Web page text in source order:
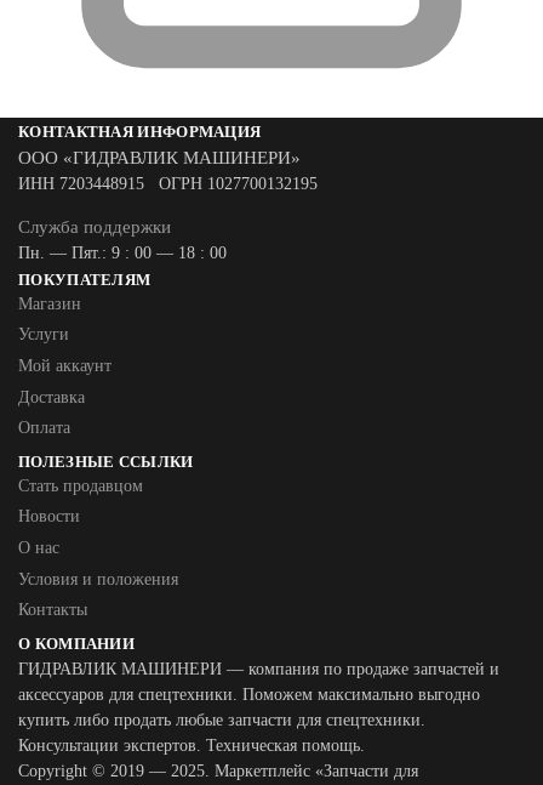
КОНТАКТНАЯ ИНФОРМАЦИЯ
ООО «ГИДРАВЛИК МАШИНЕРИ»
ИНН 7203448915 ОГРН 1027700132195
Служба поддержки
Пн. — Пят.: 9 : 00 — 18 : 00
ПОКУПАТЕЛЯМ
Магазин
Услуги
Мой аккаунт
Доставка
Оплата
ПОЛЕЗНЫЕ ССЫЛКИ
Стать продавцом
Новости
О нас
Условия и положения
Контакты
О КОМПАНИИ
ГИДРАВЛИК МАШИНЕРИ — компания по продаже запчастей и
аксессуаров для спецтехники. Поможем максимально выгодно
купить либо продать любые запчасти для спецтехники.
Консультации экспертов. Техническая помощь.
Copyright © 2019 — 2025. Маркетплейс «Запчасти для